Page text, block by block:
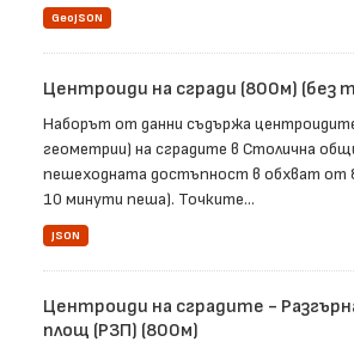
GeoJSON
Центроиди на сгради (800м) (без
Наборът от данни съдържа
геометрии) на сградите в Столична
пешеходната достъпност в обхват от
10 минути пеша). Точките...
JSON
Центроиди на сградите -
площ (РЗП) (800м)